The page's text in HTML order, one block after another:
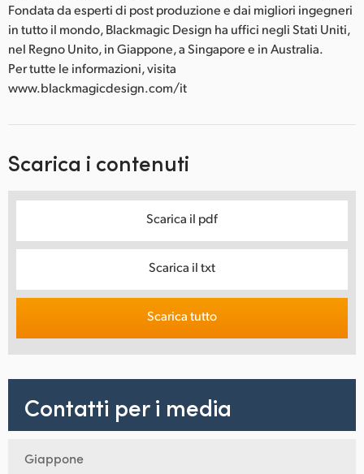
Fondata da esperti di post produzione e dai migliori ingegneri
in tutto il mondo, Blackmagic Design ha uffici negli Stati Uniti,
nel Regno Unito, in Giappone, a Singapore e in Australia.
Per tutte le informazioni, visita
www.blackmagicdesign.com/it
Scarica i contenuti
Scarica il pdf
Scarica il txt
Scarica tutto
Contatti per i media
Giappone